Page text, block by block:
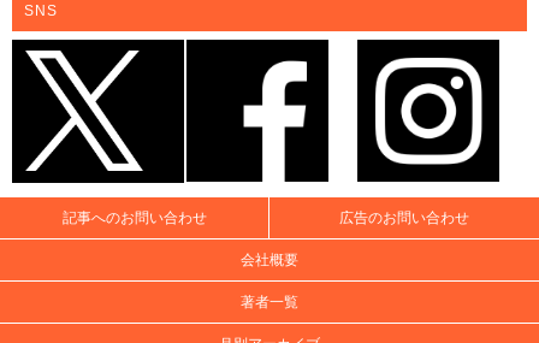
SNS
記事へのお問い合わせ 広告のお問い合わせ
会社概要
著者一覧